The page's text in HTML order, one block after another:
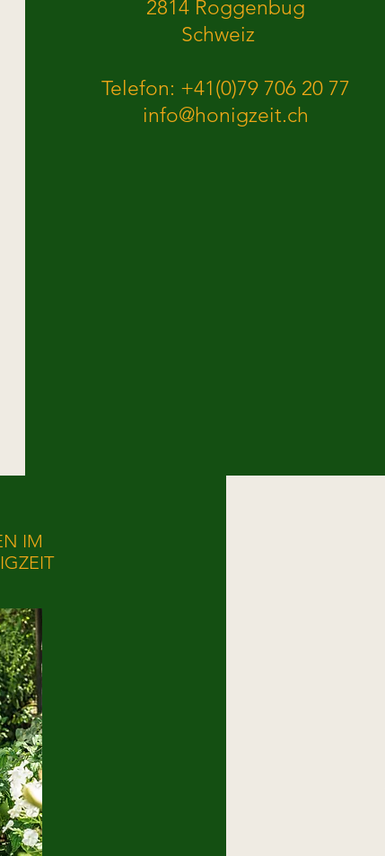
2814 Roggenbug
Schweiz
Telefon: +41(0)79 706 20 77
info@honigzeit.ch
IM